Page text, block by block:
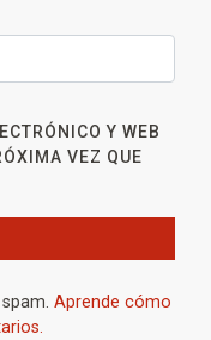
Y WEB
VEZ QUE
Aprende cómo